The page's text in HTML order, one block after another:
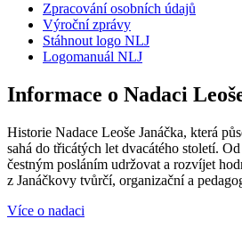
Zpracování osobních údajů
Výroční zprávy
Stáhnout logo NLJ
Logomanuál NLJ
Informace o Nadaci
Historie Nadace Leoše Janáčka, která
sahá do třicátých let dvacátého století.
čestným posláním udržovat a rozvíjet
z Janáčkovy tvůrčí, organizační a
Více o nadaci